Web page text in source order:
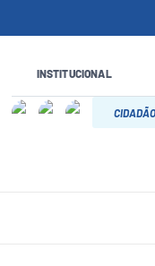
INSTITUCIONAL
CIDADÃO